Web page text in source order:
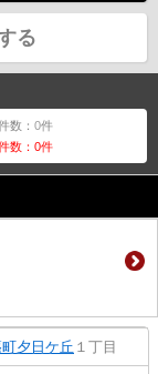
る
数：0件
数：0件
夕日ケ丘 １丁目